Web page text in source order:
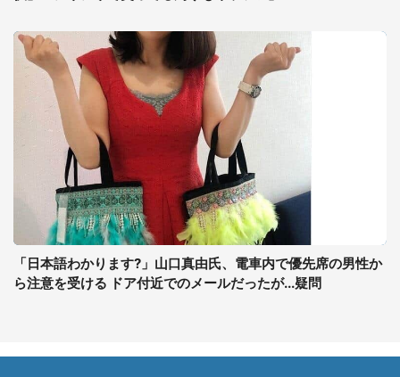
「日本語わかります?」山口真由氏、電車内で優先席の男性か
ら注意を受ける ドア付近でのメールだったが...疑問